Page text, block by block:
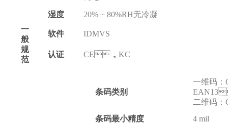
湿度
20% ~ 80%RH无冷凝
一
般
规
范
软件 IDMVS
认证 CE，KC
条码类别
一维码
二维码
条码最小精度
4 mil